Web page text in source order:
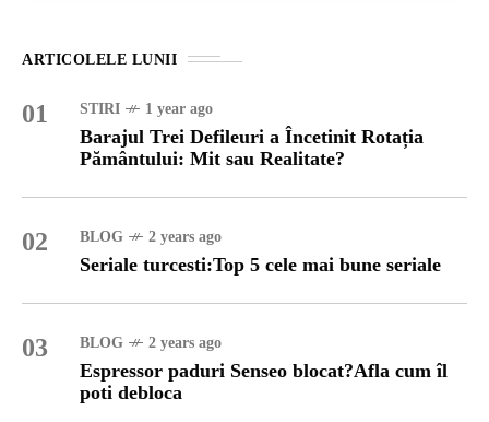
ARTICOLELE LUNII
01 STIRI 1 year ago
Barajul Trei Defileuri a Încetinit Rotația
Pământului: Mit sau Realitate?
02 BLOG 2 years ago
Seriale turcesti:Top 5 cele mai bune seriale
03 BLOG 2 years ago
Espressor paduri Senseo blocat?Afla cum îl
poti debloca